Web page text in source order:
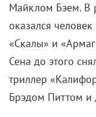
Майклом Бэем. В
оказался
«Скалы» и
Сена до этого
триллер
Брэдом Питтом